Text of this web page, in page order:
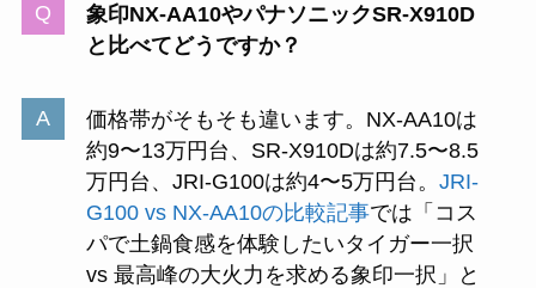
象印NX-AA10やパナソニックSR-X910D
と比べてどうですか？
価格帯がそもそも違います。NX-AA10は
約9〜13万円台、SR-X910Dは約7.5〜8.5
万円台、JRI-G100は約4〜5万円台。 JRI-
G100 vs NX-AA10の比較記事では「コス
パで土鍋食感を体験したいタイガー一択
vs 最高峰の大火力を求める象印一択」と